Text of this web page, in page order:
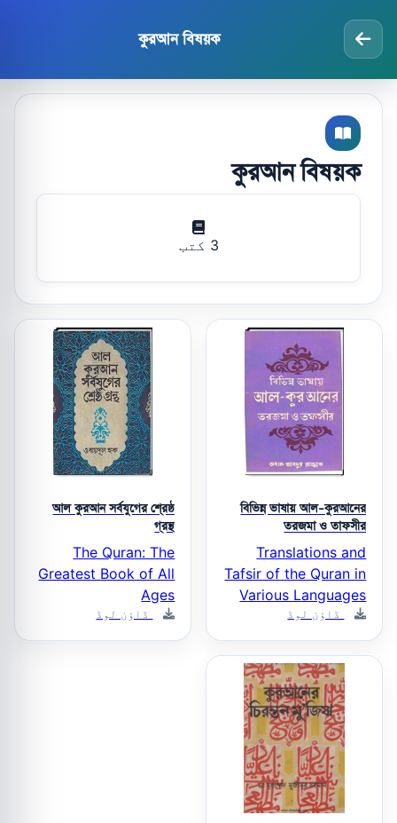
কুরআন বিষয়ক
কুরআন বিষয়ক
3 کتب
বিভিন্ন ভাষায় আল-কুরআনের
তরজমা ও তাফসীর
Translations and
Tafsir of the Quran in
Various Languages
ڈاؤن لوڈ
আল কুরআন সর্বযুগের শ্রেষ্ঠ
গ্রন্থ
The Quran: The
Greatest Book of All
Ages
ڈاؤن لوڈ